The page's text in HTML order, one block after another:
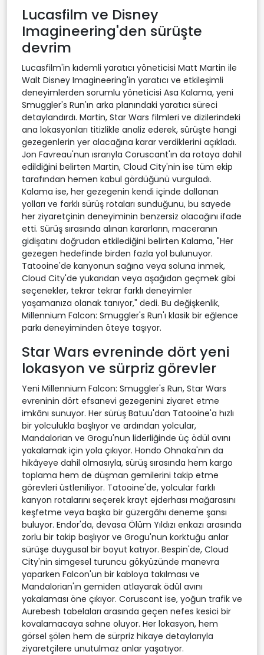
Lucasfilm ve Disney
Imagineering'den sürüşte
devrim
Lucasfilm'in kıdemli yaratıcı yöneticisi Matt Martin ile
Walt Disney Imagineering'in yaratıcı ve etkileşimli
deneyimlerden sorumlu yöneticisi Asa Kalama, yeni
Smuggler's Run'ın arka planındaki yaratıcı süreci
detaylandırdı. Martin, Star Wars filmleri ve dizilerindeki
ana lokasyonları titizlikle analiz ederek, sürüşte hangi
gezegenlerin yer alacağına karar verdiklerini açıkladı.
Jon Favreau'nun ısrarıyla Coruscant'ın da rotaya dahil
edildiğini belirten Martin, Cloud City'nin ise tüm ekip
tarafından hemen kabul gördüğünü vurguladı.
Kalama ise, her gezegenin kendi içinde dallanan
yolları ve farklı sürüş rotaları sunduğunu, bu sayede
her ziyaretçinin deneyiminin benzersiz olacağını ifade
etti. Sürüş sırasında alınan kararların, maceranın
gidişatını doğrudan etkilediğini belirten Kalama, "Her
gezegen hedefinde birden fazla yol bulunuyor.
Tatooine'de kanyonun sağına veya soluna inmek,
Cloud City'de yukarıdan veya aşağıdan geçmek gibi
seçenekler, tekrar tekrar farklı deneyimler
yaşamanıza olanak tanıyor," dedi. Bu değişkenlik,
Millennium Falcon: Smuggler's Run'ı klasik bir eğlence
parkı deneyiminden öteye taşıyor.
Star Wars evreninde dört yeni
lokasyon ve sürpriz görevler
Yeni Millennium Falcon: Smuggler's Run, Star Wars
evreninin dört efsanevi gezegenini ziyaret etme
imkânı sunuyor. Her sürüş Batuu'dan Tatooine'a hızlı
bir yolculukla başlıyor ve ardından yolcular,
Mandalorian ve Grogu'nun liderliğinde üç ödül avını
yakalamak için yola çıkıyor. Hondo Ohnaka'nın da
hikâyeye dahil olmasıyla, sürüş sırasında hem kargo
toplama hem de düşman gemilerini takip etme
görevleri üstleniliyor. Tatooine'de, yolcular farklı
kanyon rotalarını seçerek krayt ejderhası mağarasını
keşfetme veya başka bir güzergâhı deneme şansı
buluyor. Endor'da, devasa Ölüm Yıldızı enkazı arasında
zorlu bir takip başlıyor ve Grogu'nun korktuğu anlar
sürüşe duygusal bir boyut katıyor. Bespin'de, Cloud
City'nin simgesel turuncu gökyüzünde manevra
yaparken Falcon'un bir kabloya takılması ve
Mandalorian'ın gemiden atlayarak ödül avını
yakalaması öne çıkıyor. Coruscant ise, yoğun trafik ve
Aurebesh tabelaları arasında geçen nefes kesici bir
kovalamacaya sahne oluyor. Her lokasyon, hem
görsel şölen hem de sürpriz hikaye detaylarıyla
ziyaretçilere unutulmaz anlar yaşatıyor.